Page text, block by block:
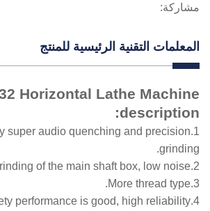
مشاركة:
المعلمات التقنية الرئيسية للمنتج
Horizontal Lathe Machine
description:
super audio quenching and precision
grinding.
2.Precision grinding of the main shaft box, low noise.
3.More thread type.
4.Electrical safety performance is good, high reliability.